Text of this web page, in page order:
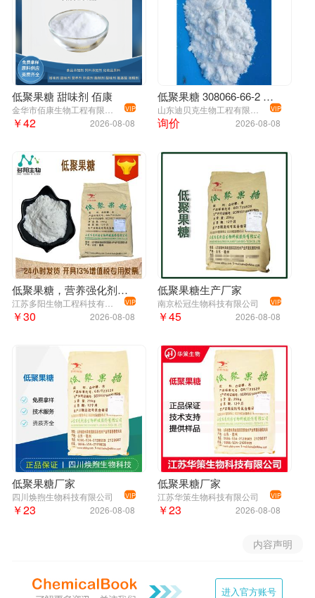
低聚果糖 甜味剂 佰康
VIP
2026-08-08
￥42
低聚果糖 308066-66-2 95%
VIP
2026-08-08
询价
低聚果糖，营养强化剂，生产厂家，308066-66-2
VIP
2026-08-08
￥30
低聚果糖生产厂家
南京松冠生物科技有限公司 VIP
2026-08-08
￥45
低聚果糖厂家
四川焕煦生物科技有限公司 VIP
2026-08-08
￥23
低聚果糖厂家
江苏华策生物科技有限公司 VIP
2026-08-08
￥23
内容声明
进入官方账号